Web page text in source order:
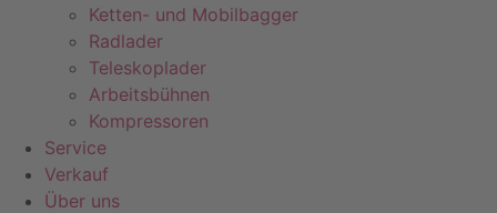
Ketten- und Mobilbagger
Radlader
Teleskoplader
Arbeitsbühnen
Kompressoren
Service
Verkauf
Über uns